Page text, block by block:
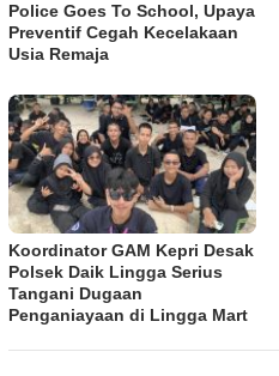
Police Goes To School, Upaya
Preventif Cegah Kecelakaan
Usia Remaja
Koordinator GAM Kepri Desak
Polsek Daik Lingga Serius
Tangani Dugaan
Penganiayaan di Lingga Mart